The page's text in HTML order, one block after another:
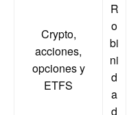
Crypto,
acciones,
opciones y
ETFS
R
o
bi
ni
d
a
d